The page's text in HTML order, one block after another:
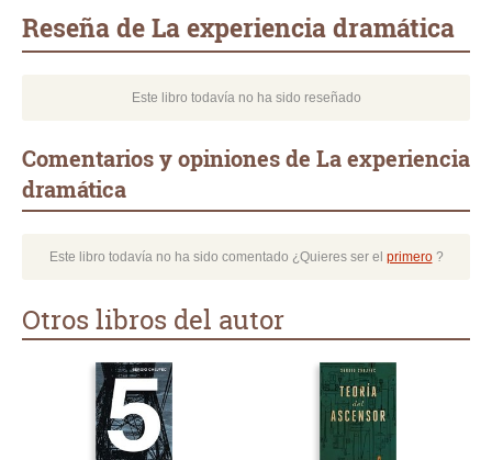
Reseña de La experiencia dramática
Este libro todavía no ha sido reseñado
Comentarios y opiniones de La experiencia
dramática
Este libro todavía no ha sido comentado ¿Quieres ser el primero?
Otros libros del autor